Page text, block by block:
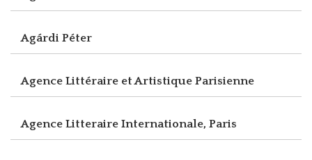
Agárdi Péter
Agence Littéraire et Artistique Parisienne
Agence Litteraire Internationale, Paris